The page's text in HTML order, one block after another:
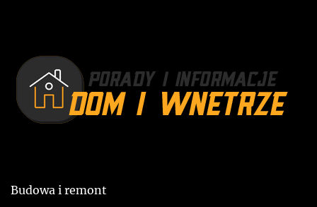
s
t
Budowa i remont